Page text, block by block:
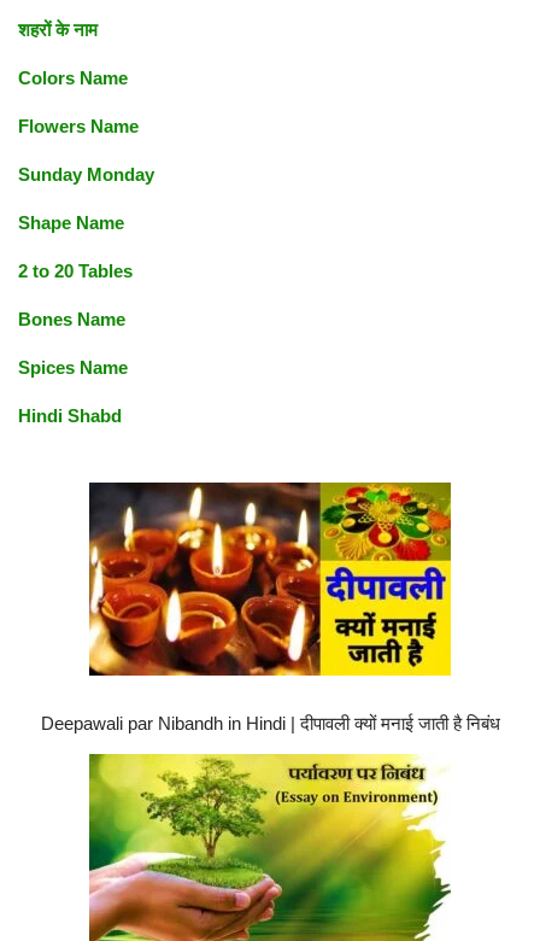
शहरों के नाम
Colors Name
Flowers Name
Sunday Monday
Shape Name
2 to 20 Tables
Bones Name
Spices Name
Hindi Shabd
Deepawali par Nibandh in Hindi | दीपावली क्यों मनाई जाती है निबंध